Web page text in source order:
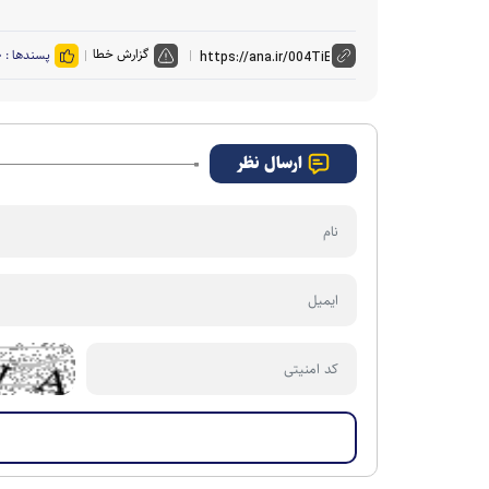
گزارش خطا پسندها :
ارسال نظر